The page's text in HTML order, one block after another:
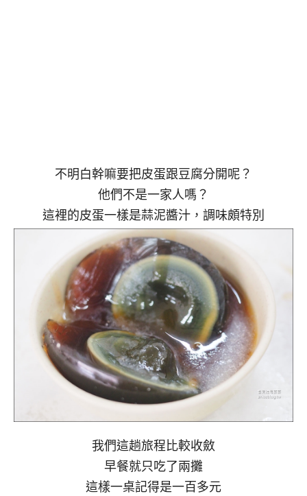
不明白幹嘛要把皮蛋跟豆腐分開呢？
他們不是一家人嗎？
這裡的皮蛋一樣是蒜泥醬汁，調味頗特別
我們這趟旅程比較收斂
早餐就只吃了兩攤
這樣一桌記得是一百多元